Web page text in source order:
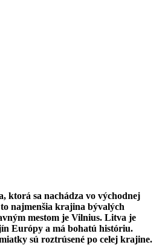
ktorá sa nachádza vo východnej
najmenšia krajina bývalých
mestom je Vilnius. Litva je
Európy a má bohatú históriu.
sú roztrúsené po celej krajine.